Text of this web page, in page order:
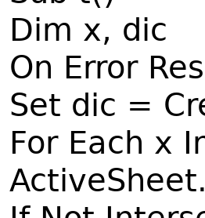
Dim x, dic
On Error
Set dic =
For Each x